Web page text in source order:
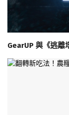
GearUP 與《逃離